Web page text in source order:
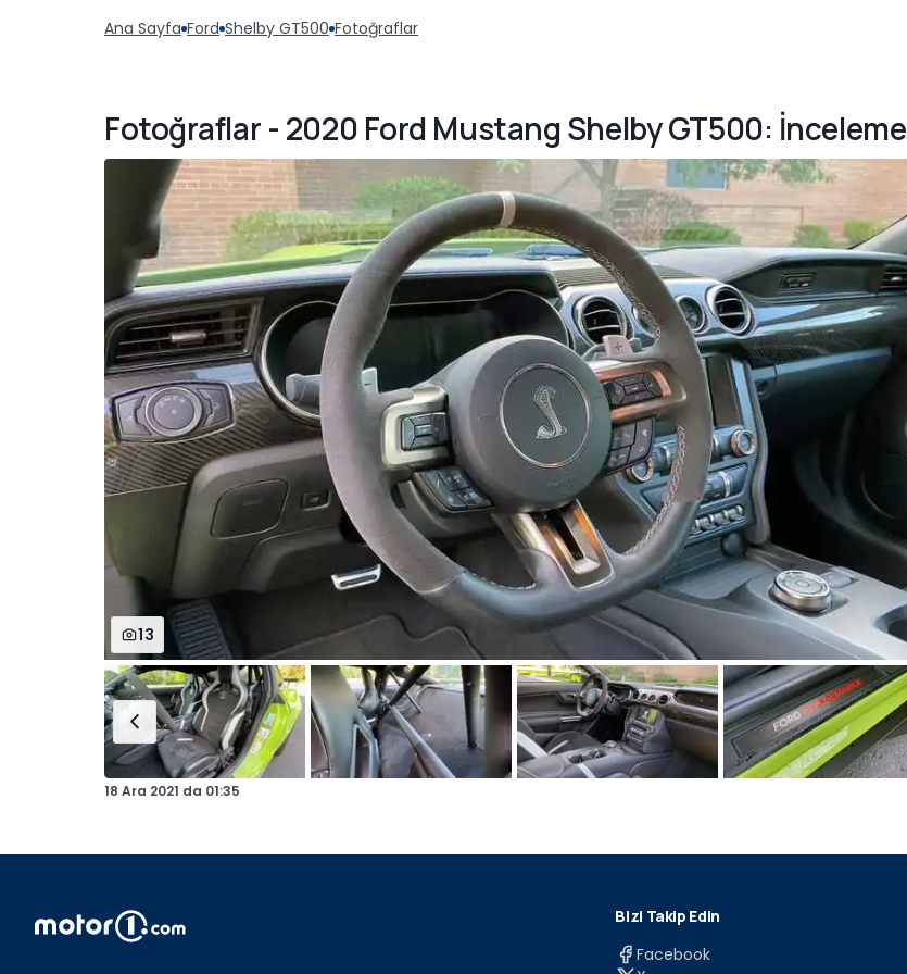
Ana Sayfa Ford Shelby GT500 Fotoğraflar
Fotoğraflar - 2020 Ford Mustang Shelby GT500: İnceleme
13
18 Ara 2021 da 01:35
Bizi Takip Edin
Facebook